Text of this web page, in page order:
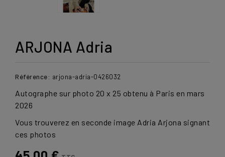
ARJONA Adria
Référence: arjona-adria-0426032
Autographe sur photo 20 x 25 obtenu à Paris en mars
2026
Vous trouverez en seconde image Adria Arjona signant
ces photos